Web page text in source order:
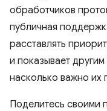
обработчиков
публичная
расставлять
и показывает
насколько важно их
Поделитесь своими